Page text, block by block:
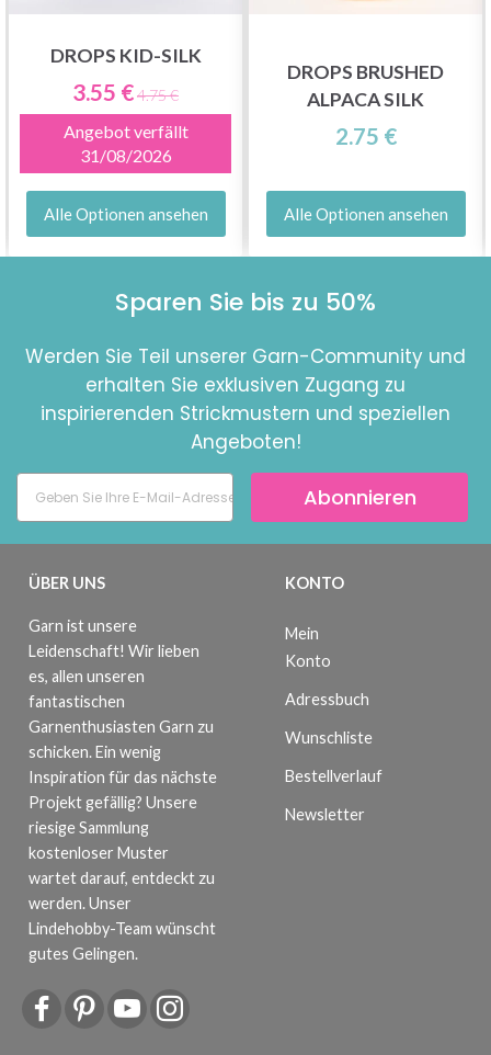
DROPS KID-SILK
3.55 €4.75 €
Angebot verfällt
31/08/2026
Alle Optionen ansehen
DROPS BRUSHED
ALPACA SILK
2.75 €
Alle Optionen ansehen
Sparen Sie bis zu 50%
Werden Sie Teil unserer Garn-Community und
erhalten Sie exklusiven Zugang zu
inspirierenden Strickmustern und speziellen
Angeboten!
Abonnieren
ÜBER UNS
Garn ist unsere
Leidenschaft! Wir lieben
es, allen unseren
fantastischen
Garnenthusiasten Garn zu
schicken. Ein wenig
Inspiration für das nächste
Projekt gefällig? Unsere
riesige Sammlung
kostenloser Muster
wartet darauf, entdeckt zu
werden. Unser
Lindehobby-Team wünscht
gutes Gelingen.
KONTO
Mein
Konto
Adressbuch
Wunschliste
Bestellverlauf
Newsletter